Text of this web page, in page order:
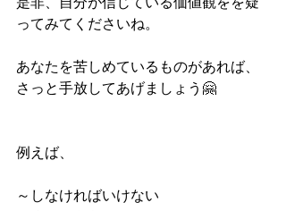
ってみてくださいね。
あなたを苦しめているものがあれば、
さっと手放してあげましょう🤗
例えば、
～しなければいけない